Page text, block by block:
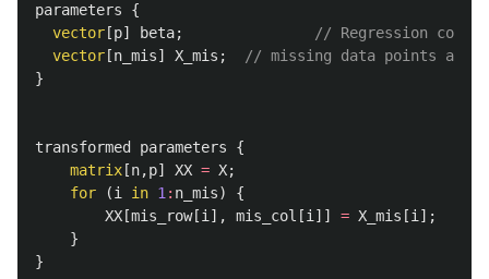
parameters
{
vector [p] beta;
// Regression
vector [n_mis] X_mis ;
// missing data points as
}
transformed parameters
{
matrix [n,p] XX = X;
for
(i in 1 : n_mis)
{
XX [mis_row[i ], mis_col [i ]] = X_mis [i ];
}
}